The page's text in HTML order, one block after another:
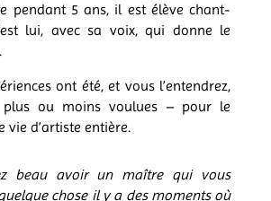
pendant 5 ans, il est élève chant-
lui, avec sa voix, qui donne le
ont été, et vous l’entendrez,
ou moins voulues – pour le
vie d’artiste entière.
beau avoir un maître qui vous
chose il y a des moments où